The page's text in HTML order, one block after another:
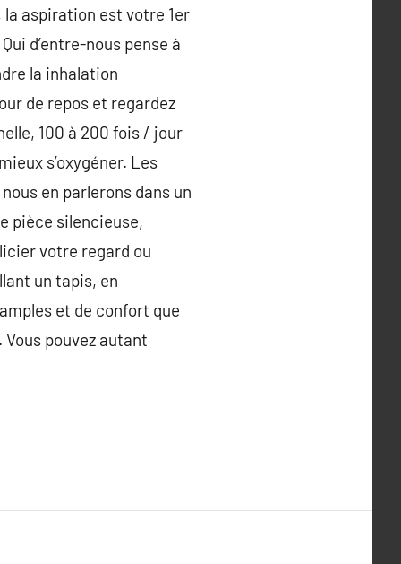
aspiration est votre 1er
d’entre-nous pense à
la inhalation
de repos et regardez
100 à 200 fois / jour
s’oxygéner. Les
en parlerons dans un
pièce silencieuse,
votre regard ou
un tapis, en
et de confort que
Vous pouvez autant